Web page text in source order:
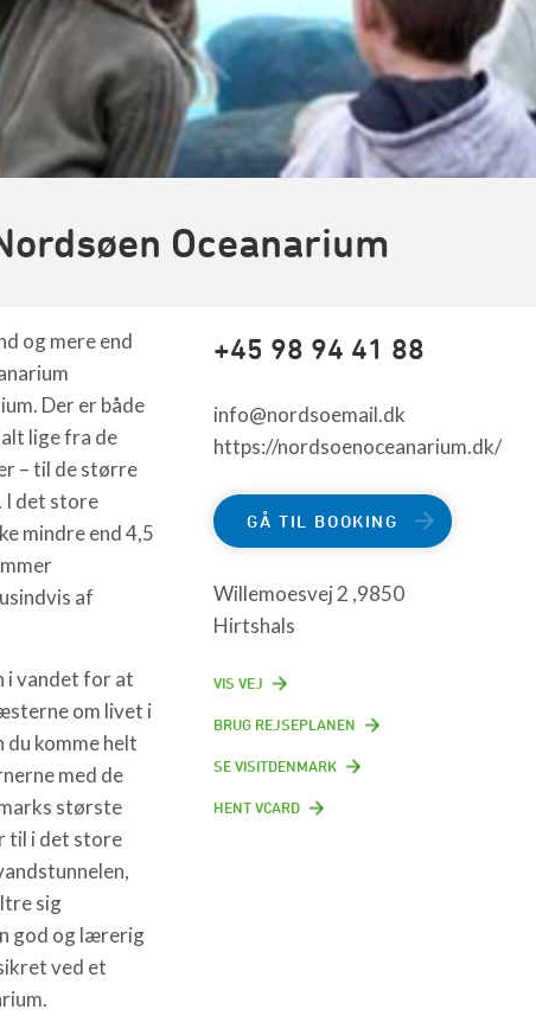
Oceanarium
og mere end
Der er både
lige fra de
– til de større
I det store
mindre end 4,5
af
i vandet for at
om livet i
du komme helt
med de
største
til i det store
sig
god og lærerig
ved et
+45 98 94 41 88
info@nordsoemail.dk
https://nordsoenoceanarium.dk/
GÅ TIL BOOKING
Willemoesvej 2 ,9850
Hirtshals
VIS VEJ
BRUG REJSEPLANEN
SE VISITDENMARK
HENT VCARD